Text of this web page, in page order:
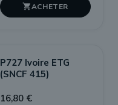

P727 Ivoire ETG
(SNCF 415)
16,80 €